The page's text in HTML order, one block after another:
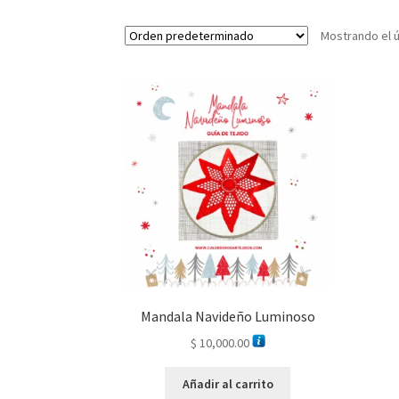
Mostrando el
Mandala Navideño Luminoso
$ 10,000.00
Añadir al carrito